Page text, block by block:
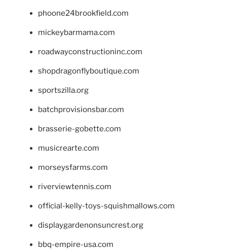
phoone24brookfield.com
mickeybarmama.com
roadwayconstructioninc.com
shopdragonflyboutique.com
sportszilla.org
batchprovisionsbar.com
brasserie-gobette.com
musicrearte.com
morseysfarms.com
riverviewtennis.com
official-kelly-toys-squishmallows.com
displaygardenonsuncrest.org
bbq-empire-usa.com